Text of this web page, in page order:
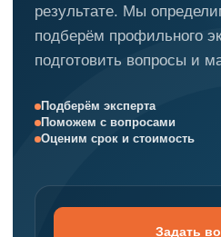
результате. Мы
подберём профильного
подготовить вопросы и
Подберём эксперта
Поможем с вопросами
Оценим срок и стоимость
Задать